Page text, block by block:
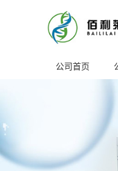
公司首页